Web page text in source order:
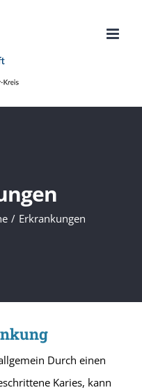
Erkrankungen
Durch einen
Karies, kann